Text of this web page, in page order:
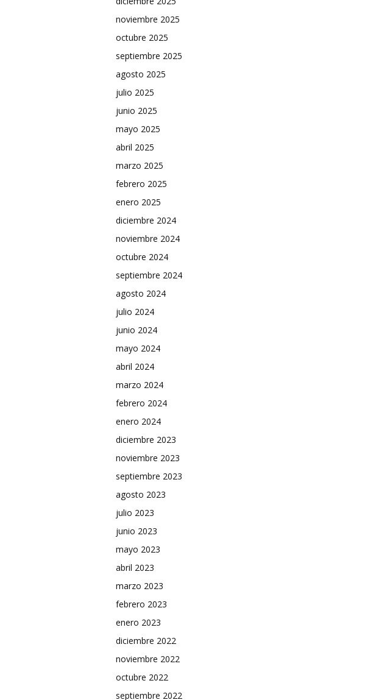
noviembre 2025
octubre 2025
septiembre 2025
agosto 2025
julio 2025
junio 2025
mayo 2025
abril 2025
marzo 2025
febrero 2025
enero 2025
diciembre 2024
noviembre 2024
octubre 2024
septiembre 2024
agosto 2024
julio 2024
junio 2024
mayo 2024
abril 2024
marzo 2024
febrero 2024
enero 2024
diciembre 2023
noviembre 2023
septiembre 2023
agosto 2023
julio 2023
junio 2023
mayo 2023
abril 2023
marzo 2023
febrero 2023
enero 2023
diciembre 2022
noviembre 2022
octubre 2022
septiembre 2022